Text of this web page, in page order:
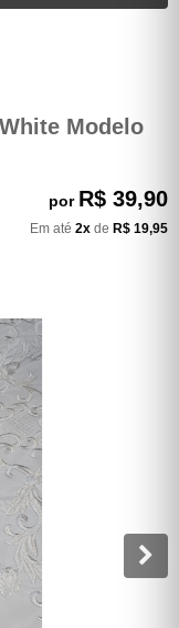
Modelo
por R$ 39,90
Em até 2x de R$ 19,95